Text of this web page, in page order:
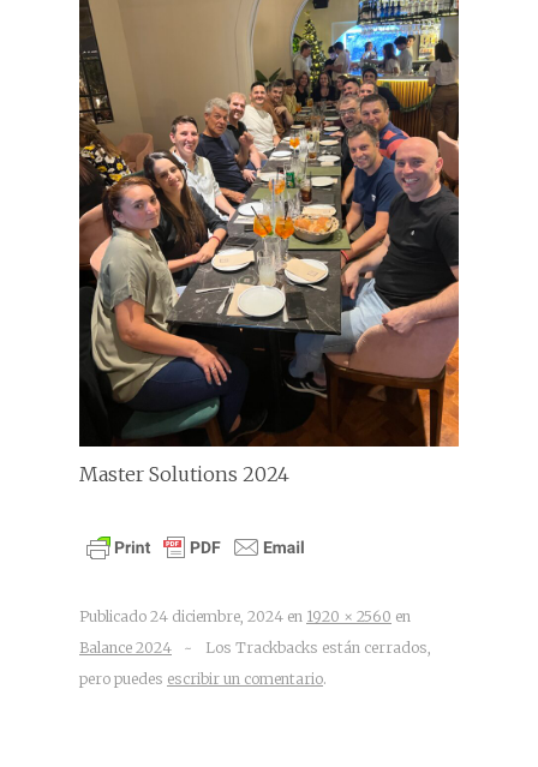
Master Solutions 2024
Publicado 24 diciembre, 2024 en 1920 × 2560 en
Balance 2024
~
Los Trackbacks están cerrados,
pero puedes escribir un comentario.